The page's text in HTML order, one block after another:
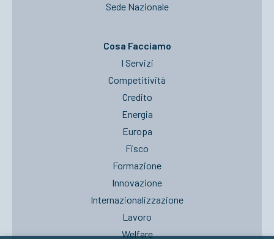
Sede Nazionale
Cosa Facciamo
I Servizi
Competitività
Credito
Energia
Europa
Fisco
Formazione
Innovazione
Internazionalizzazione
Lavoro
Welfare